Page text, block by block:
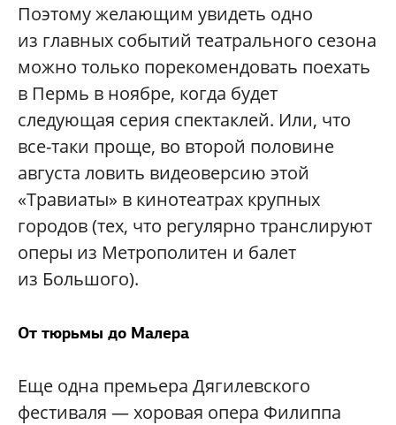
Поэтому желающим увидеть одно
из главных событий театрального сезона
можно только порекомендовать поехать
в Пермь в ноябре, когда будет
следующая серия спектаклей. Или, что
все-таки проще, во второй половине
августа ловить видеоверсию этой
«Травиаты» в кинотеатрах крупных
городов (тех, что регулярно транслируют
оперы из Метрополитен и балет
из Большого).
От тюрьмы до Малера
Еще одна премьера Дягилевского
фестиваля — хоровая опера Филиппа